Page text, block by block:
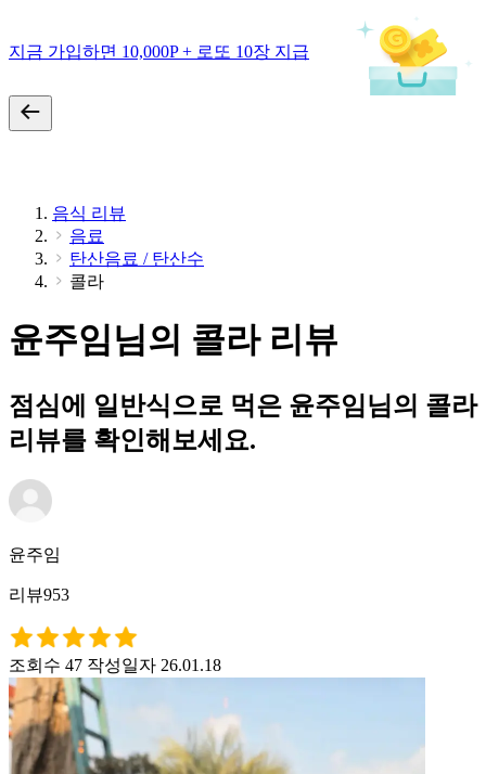
지금 가입하면 10,000P + 로또 10장 지급
음식 리뷰
음료
탄산음료 / 탄산수
콜라
윤주임님의 콜라 리뷰
점심에 일반식으로 먹은 윤주임님의 콜라
리뷰를 확인해보세요.
윤주임
리뷰953
조회수 47 작성일자 26.01.18